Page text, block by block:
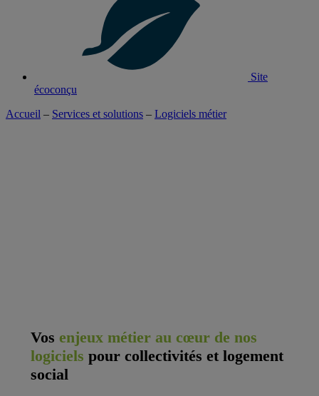
Site
écoconçu
Accueil – Services et solutions – Logiciels métier
Vos enjeux métier au cœur de nos
logiciels pour collectivités et logement
social